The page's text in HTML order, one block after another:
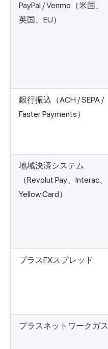
PayPal / Venmo（米国、
英国、EU）
銀行振込（ACH / SEPA /
Faster Payments）
地域決済システム
（Revolut Pay、Interac、
Yellow Card）
プラスFXスプレッド
プラスネットワークガス